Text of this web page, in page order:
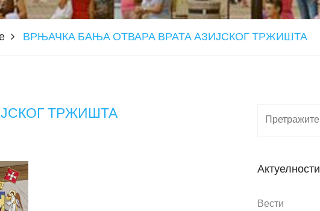
ВРЊАЧКА БАЊА ОТВАРА ВРАТА АЗИЈСКОГ ТРЖИШТА
ТРЖИШТА
Актуелности
Вести